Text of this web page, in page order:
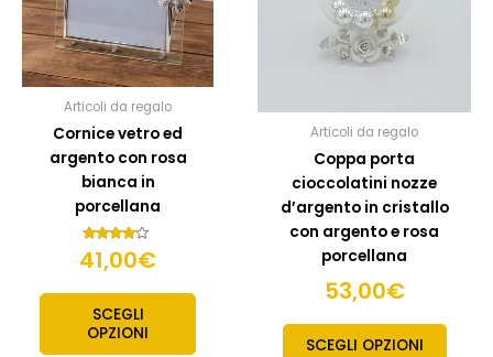
Articoli da regalo
Cornice vetro ed
argento con rosa
bianca in
porcellana
Valutato
4.00
41,00€
SCEGLI
OPZIONI
Articoli da regalo
Coppa porta
cioccolatini nozze
d’argento in cristallo
con argento e rosa
porcellana
53,00€
SCEGLI OPZIONI